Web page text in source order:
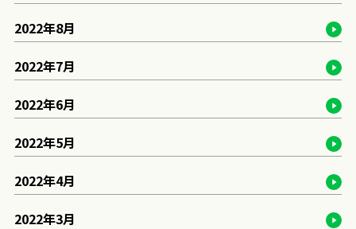
2022年8月
2022年7月
2022年6月
2022年5月
2022年4月
2022年3月